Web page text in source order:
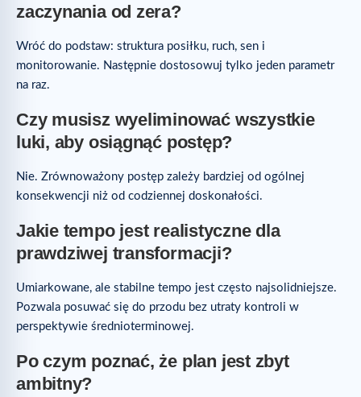
zaczynania od zera?
Wróć do podstaw: struktura posiłku, ruch, sen i
monitorowanie. Następnie dostosowuj tylko jeden parametr
na raz.
Czy musisz wyeliminować wszystkie
luki, aby osiągnąć postęp?
Nie. Zrównoważony postęp zależy bardziej od ogólnej
konsekwencji niż od codziennej doskonałości.
Jakie tempo jest realistyczne dla
prawdziwej transformacji?
Umiarkowane, ale stabilne tempo jest często najsolidniejsze.
Pozwala posuwać się do przodu bez utraty kontroli w
perspektywie średnioterminowej.
Po czym poznać, że plan jest zbyt
ambitny?